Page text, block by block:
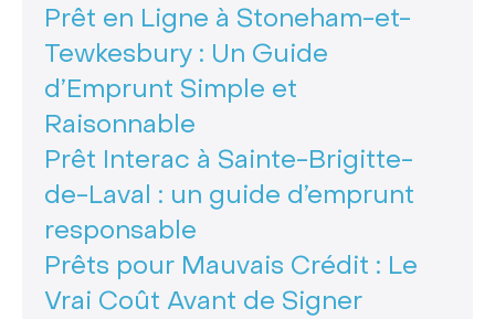
Prêt en Ligne à Stoneham-et-
Tewkesbury : Un Guide
d’Emprunt Simple et
Raisonnable
Prêt Interac à Sainte-Brigitte-
de-Laval : un guide d’emprunt
responsable
Prêts pour Mauvais Crédit : Le
Vrai Coût Avant de Signer